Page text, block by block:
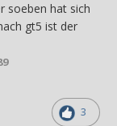
soeben hat sich
gt5 ist der
3